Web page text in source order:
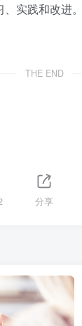
实践和改进
THE END
分享